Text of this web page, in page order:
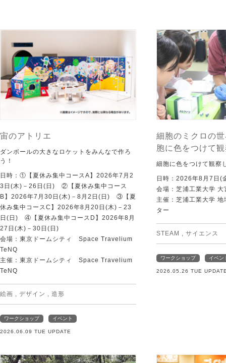
宙のアトリエ
ダンボールの大きなロケットをみんなで作ろ
う！
日時：①【夏休み集中コースA】2026年7月2
3日(木)－26日(日) ②【夏休み集中コース
B】2026年7月30日(木)－8月2日(日) ③【夏
休み集中コースC】2026年8月20日(木)－23
日(日) ④【夏休み集中コースD】2026年8月
27日(木)－30日(日)
会場：東京ドームシティ Space Travelium
TeNQ
主催：東京ドームシティ Space Travelium
TeNQ
絵画 , デザイン , 造形
ワークショップ イベント
2026.06.09 TUE UPDATE
細胞のミクロの
胞に色をつけて
細胞に色をつけて観察
日時：2026年8月7日(
会場：芝浦工業大学 大
主催：芝浦工業大学
ター
STEAM , サイエンス
ワークショップ イベン
2026.05.26 TUE